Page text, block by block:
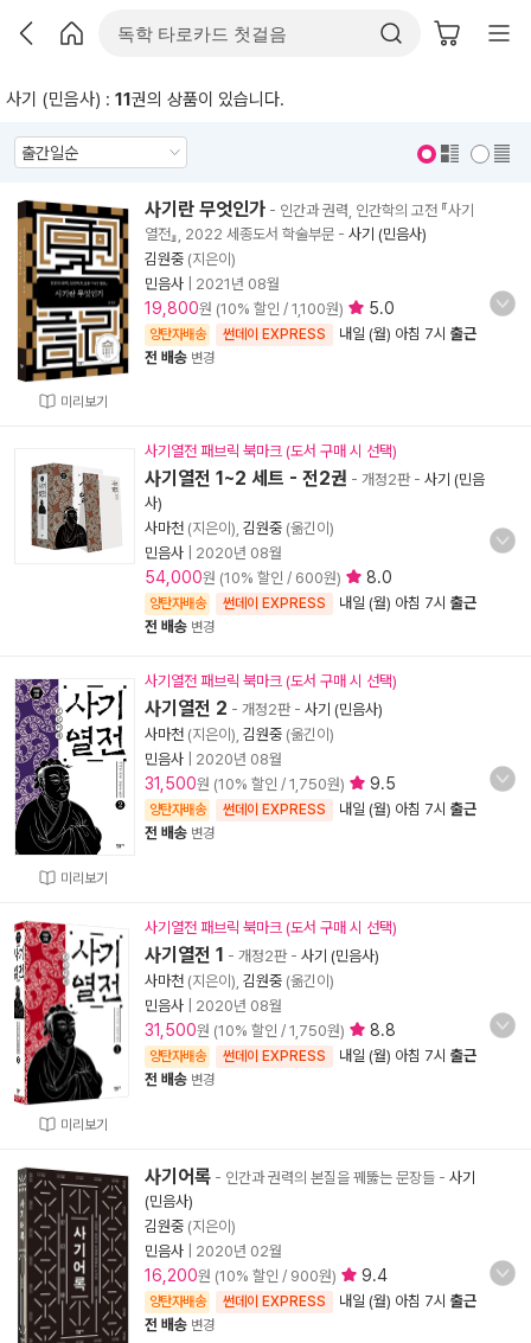
사기 (민음사) : 11권의 상품이 있습니다.
미리보기
사기란 무엇인가 - 인간과 권력, 인간학의 고전 『사기
열전』, 2022 세종도서 학술부문 - 사기 (민음사)
김원중 (지은이)
민음사
2021년 08월
19,800원 (10% 할인 / 1,100원) 5.0
양탄자배송 썬데이 EXPRESS 내일 (월) 아침 7시 출근
전 배송 변경
사기열전 패브릭 북마크 (도서 구매 시 선택)
사기열전 1~2 세트 - 전2권 - 개정2판- 사기 (민음
사)
사마천 (지은이), 김원중 (옮긴이)
민음사
2020년 08월
54,000원 (10% 할인 / 600원) 8.0
양탄자배송 썬데이 EXPRESS 내일 (월) 아침 7시 출근
전 배송 변경
미리보기
사기열전 패브릭 북마크 (도서 구매 시 선택)
사기열전 2 - 개정2판- 사기 (민음사)
사마천 (지은이), 김원중 (옮긴이)
민음사
2020년 08월
31,500원 (10% 할인 / 1,750원) 9.5
양탄자배송 썬데이 EXPRESS 내일 (월) 아침 7시 출근
전 배송 변경
미리보기
사기열전 패브릭 북마크 (도서 구매 시 선택)
사기열전 1 - 개정2판- 사기 (민음사)
사마천 (지은이), 김원중 (옮긴이)
민음사
2020년 08월
31,500원 (10% 할인 / 1,750원) 8.8
양탄자배송 썬데이 EXPRESS 내일 (월) 아침 7시 출근
전 배송 변경
사기어록 - 인간과 권력의 본질을 꿰뚫는 문장들 - 사기
(민음사)
김원중 (지은이)
민음사
2020년 02월
16,200원 (10% 할인 / 900원) 9.4
양탄자배송 썬데이 EXPRESS 내일 (월) 아침 7시 출근
전 배송 변경